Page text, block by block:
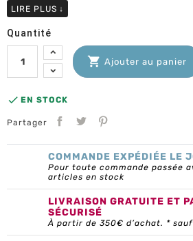
LIRE PLUS ↓
Quantité
 Ajouter au panier
 EN STOCK
Partager
COMMANDE EXPÉDIÉE LE
Pour toute commande passée
articles en stock
LIVRAISON GRATUITE ET
SÉCURISÉ
À partir de 350€ d’achat. *